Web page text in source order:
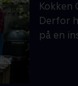
Derfor
på en